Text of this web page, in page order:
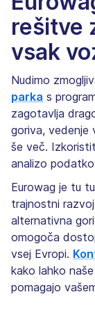
rešitve
vsak
Nudimo
parka s
zagotavlja
goriva, vedenje
še več.
analizo
Eurowag je tu
trajnostni
alternativna
omogoča
vsej Evropi.
kako lahko
pomagajo